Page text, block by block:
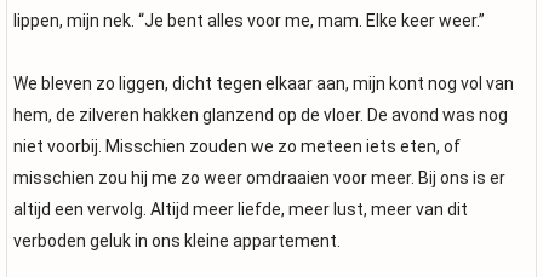
lippen, mijn nek. “Je bent alles voor me, mam. Elke keer weer.”
We bleven zo liggen, dicht tegen elkaar aan, mijn kont nog vol van
hem, de zilveren hakken glanzend op de vloer. De avond was nog
niet voorbij. Misschien zouden we zo meteen iets eten, of
misschien zou hij me zo weer omdraaien voor meer. Bij ons is er
altijd een vervolg. Altijd meer liefde, meer lust, meer van dit
verboden geluk in ons kleine appartement.